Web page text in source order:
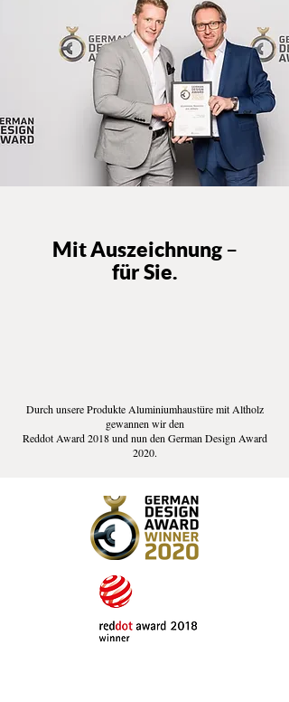
Mit Auszeichnung –
für Sie.
Durch unsere Produkte Aluminiumhaustüre mit Altholz
gewannen wir den
Reddot Award 2018 und nun den German Design Award
2020.